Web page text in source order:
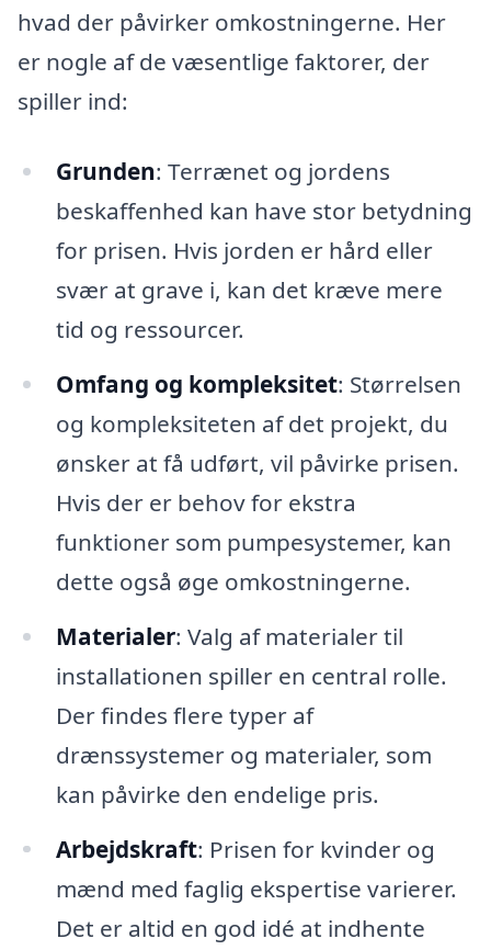
hvad der påvirker omkostningerne. Her
er nogle af de væsentlige faktorer, der
spiller ind:
Grunden: Terrænet og jordens
beskaffenhed kan have stor betydning
for prisen. Hvis jorden er hård eller
svær at grave i, kan det kræve mere
tid og ressourcer.
Omfang og kompleksitet: Størrelsen
og kompleksiteten af det projekt, du
ønsker at få udført, vil påvirke prisen.
Hvis der er behov for ekstra
funktioner som pumpesystemer, kan
dette også øge omkostningerne.
Materialer: Valg af materialer til
installationen spiller en central rolle.
Der findes flere typer af
drænssystemer og materialer, som
kan påvirke den endelige pris.
Arbejdskraft: Prisen for kvinder og
mænd med faglig ekspertise varierer.
Det er altid en god idé at indhente